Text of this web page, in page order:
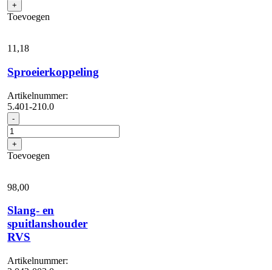
+
Toevoegen
11,18
Sproeierkoppeling
Artikelnummer:
5.401-210.0
- Sproeierkoppeling
aantal
+
Toevoegen
98,00
Slang- en
spuitlanshouder
RVS
Artikelnummer: